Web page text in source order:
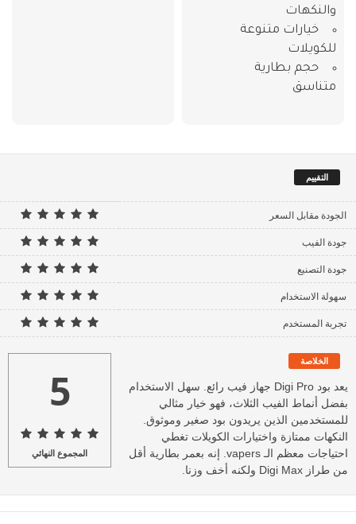
والنكهات
خيارات متنوعة
للكويلات
حجم بطارية
متناسق
التقييم
الجودة مقابل السعر
جودة الفيب
جودة التصنيع
سهولة الاستخدام
تجربة المستخدم
الخلاصة
يعد بود Digi Pro جهاز فيب رائع. سهل الاستخدام
بفضل أنماط الفيب الثلاث، فهو خيار مثالي
للمستخدمين الذين يريدون بود صغير وموثوق.
النكهات ممتازة واختيارات الكويلات تغطي
احتياجات معظم الـ vapers. إنه بعمر بطارية أقل
من طراز Digi Max ولكنه أخف وزنا.
5
المجموع النهائي